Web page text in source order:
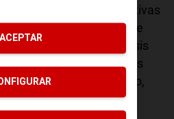
que incluyen 27 iniciativas
cuatro meses. El informe
cien páginas de análisis
móviles y los problemas
para que sean un éxito,
ACEPTAR